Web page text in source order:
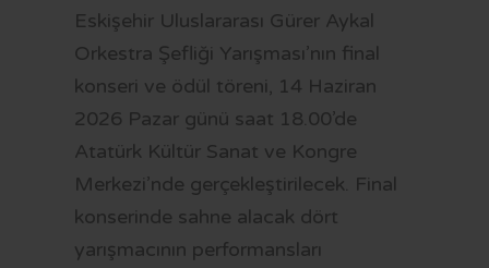
Eskişehir Uluslararası Gürer Aykal
Orkestra Şefliği Yarışması’nın final
konseri ve ödül töreni, 14 Haziran
2026 Pazar günü saat 18.00’de
Atatürk Kültür Sanat ve Kongre
Merkezi’nde gerçekleştirilecek. Final
konserinde sahne alacak dört
yarışmacının performansları